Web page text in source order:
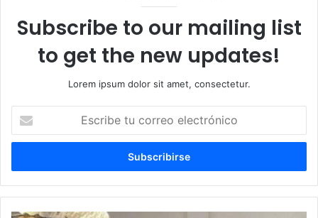
Subscribe to our mailing list
to get the new updates!
Lorem ipsum dolor sit amet, consectetur.
correo